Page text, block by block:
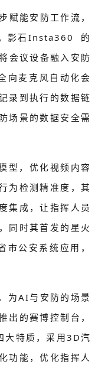
赋能安防工作流，
影石Insta360
的
会议设备融入安防
向麦克风自动化会
录到执行的数据链
场景的数据安全需
型，优化视频内容
为检测精准度，其
集成，让指挥人员
同时其首发的 星火
市公安系统应用，
为AI与安防的场景
出的赛博控制台，
大特质，采用3D汽
功能，优化指挥人